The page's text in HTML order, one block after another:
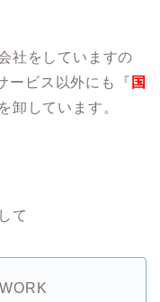
社をしていますの
ービス以外にも『 国
卸しています。
て
WORK